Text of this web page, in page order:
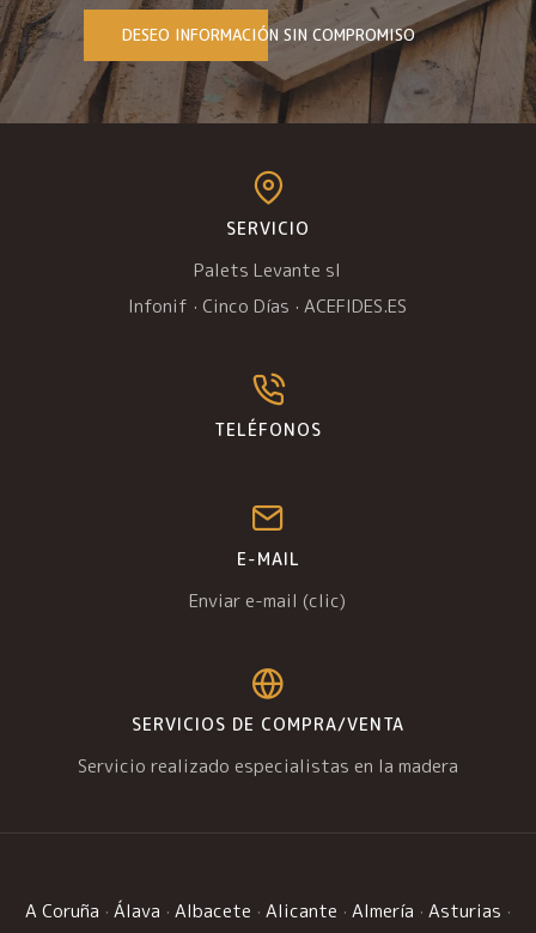
DESEO INFORMACIÓN SIN COMPROMISO
SERVICIO
Palets Levante sl
Infonif ·Cinco Días ·ACEFIDES.ES
TELÉFONOS
E-MAIL
Enviar e-mail (clic)
SERVICIOS DE COMPRA/VENTA
Servicio realizado especialistas en la madera
A Coruña · Álava · Albacete · Alicante · Almería · Asturias ·